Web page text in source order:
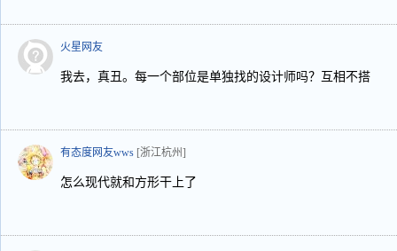
火星网友
我去，真丑。每一个部位是单独找的设计师吗？互相不搭
有态度网友wws [浙江杭州]
怎么现代就和方形干上了